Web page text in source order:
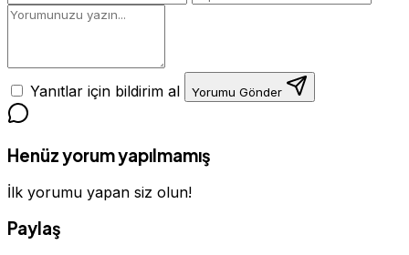
Yanıtlar için bildirim al Yorumu Gönder
Henüz yorum yapılmamış
İlk yorumu yapan siz olun!
Paylaş